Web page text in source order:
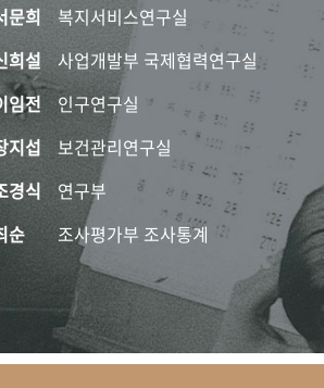
문희
복지서비스연구실
희설
사업개발부 국제협력연구실
임전
인구연구실
지섭
보건관리연구실
경식
연구부
순
조사평가부 조사통계